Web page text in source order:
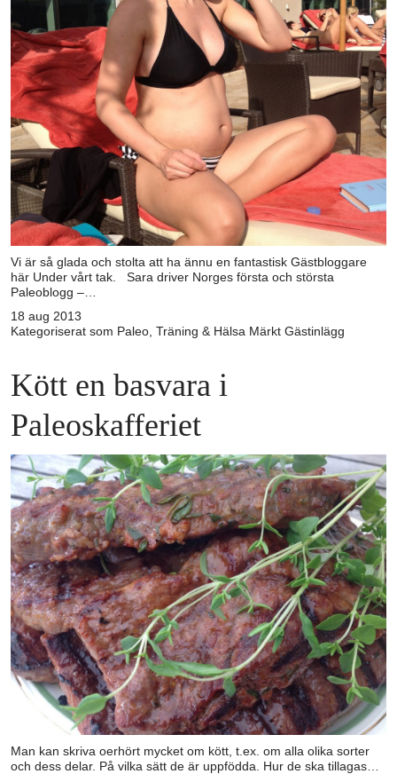
Vi är så glada och stolta att ha ännu en fantastisk Gästbloggare
här Under vårt tak. Sara driver Norges första och största
Paleoblogg –…
18 aug 2013
Kategoriserat som Paleo Träning & Hälsa Märkt Gästinlägg
Kött en basvara i
Paleoskafferiet
Man kan skriva oerhört mycket om kött, t.ex. om alla olika sorter
och dess delar. På vilka sätt de är uppfödda. Hur de ska tillagas…